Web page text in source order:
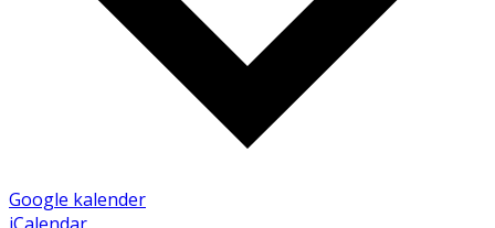
Google kalender